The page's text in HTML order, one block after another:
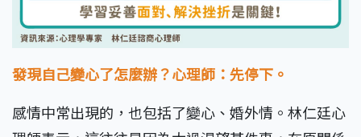
發現自己變心了怎麼辦？心理師：先停下。
感情中常出現的，也包括了變心、婚外情。林仁廷心